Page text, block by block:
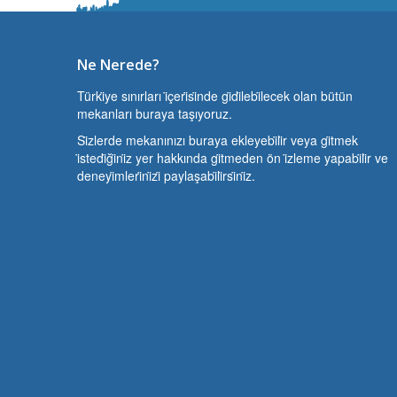
Ne Nerede?
Türki̇ye sınırları i̇çeri̇si̇nde gi̇di̇lebi̇lecek olan bütün
mekanları buraya taşıyoruz.
Si̇zlerde mekanınızı buraya ekleyebi̇li̇r veya gi̇tmek
i̇stedi̇ği̇ni̇z yer hakkında gi̇tmeden ön i̇zleme yapabi̇li̇r ve
deneyi̇mleri̇ni̇zi̇ paylaşabi̇li̇rsi̇ni̇z.